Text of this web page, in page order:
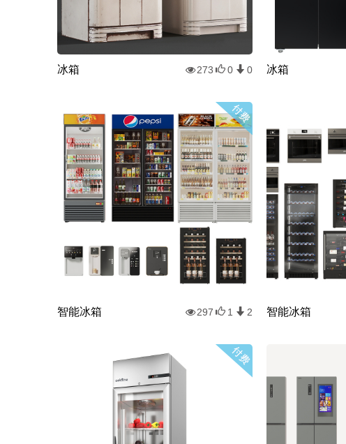
冰箱 273 0 0 冰箱
智能冰箱 297 1 2 智能冰箱